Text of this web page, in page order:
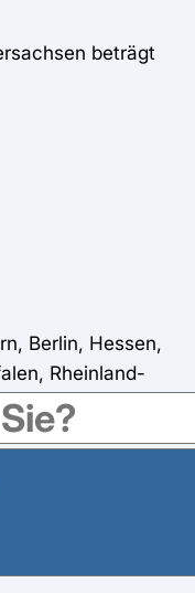
beträgt
Berlin, Hessen,
Rheinland-
beträgt